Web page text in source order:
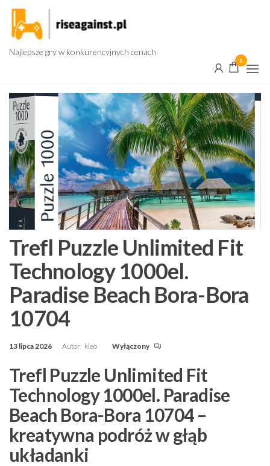
Przejdź
treści
Najlepsze gry w konkurencyjnych cenach
0
Trefl Puzzle Unlimited Fit
Technology 1000el.
Paradise Beach Bora-Bora
10704
13 lipca 2026 Autor kleo Wyłączony
Trefl Puzzle Unlimited Fit
Technology 1000el. Paradise
Beach Bora-Bora 10704 –
kreatywna podróż w głąb
układanki